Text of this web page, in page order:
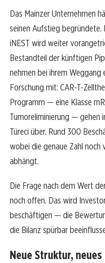
Das Mainzer Unternehmen
seinen Aufstieg
iNEST wird weiter
Bestandteil der künftigen
nehmen bei ihrem Weggang
Forschung mit: CAR-T-
Programm — eine Klasse
Tumoreliminierung — gehen
Türeci über. Rund 300
wobei die genaue Zahl noch
abhängt.
Die Frage nach dem Wert
noch offen. Das wird
beschäftigen — die
die Bilanz spürbar
Neue Struktur,